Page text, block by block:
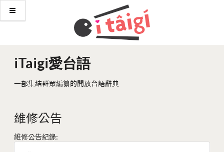
iTaigi愛台語
一部集結群眾編纂的開放台語辭典
維修公告
維修公告紀錄: